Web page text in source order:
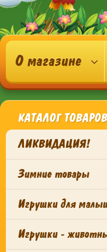
О магазине
КАТАЛОГ ТОВАРОВ
ЛИКВИДАЦИЯ!
Зимние товары
Игрушки для
Игрушки -